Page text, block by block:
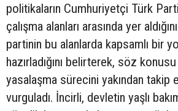
politikaların Cumhuriyetçi Türk
çalışma alanları arasında yer
partinin bu alanlarda kapsamlı bir
hazırladığını belirterek, söz konusu
yasalaşma sürecini yakından takip
vurguladı. İncirli, devletin yaşlı